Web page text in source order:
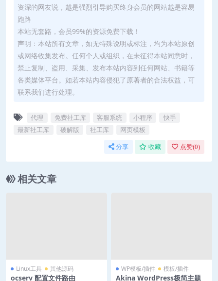
资深的网友说，越是强烈引导购买终身会员的网站越是容易
跑路
本站无套路，会员99%的资源免费下载！
声明：本站所有文章，如无特殊说明或标注，均为本站原创
或网络收集发布。任何个人或组织，在未征得本站同意时，
禁止复制、盗用、采集、发布本站内容到任何网站、书籍等
各类媒体平台。如若本站内容侵犯了原著者的合法权益，可
联系我们进行处理。
代理 免费社工库 客服系统 小程序
快手
最新社工库
破解版 社工库 网页模板
分享 收藏 点赞(0)
相关文章
Linux工具 其他源码
ocserv 配置文件路由
WP模板/插件 模板/插件
Akina WordPress极简主题